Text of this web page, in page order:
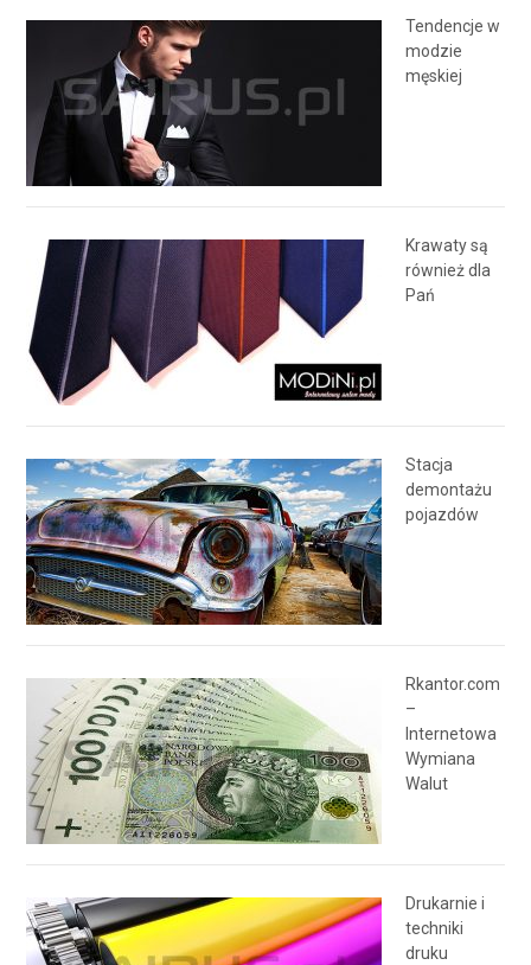
Tendencje w
modzie
męskiej
Krawaty są
również dla
Pań
Stacja
demontażu
pojazdów
Rkantor.com
–
Internetowa
Wymiana
Walut
Drukarnie i
techniki
druku